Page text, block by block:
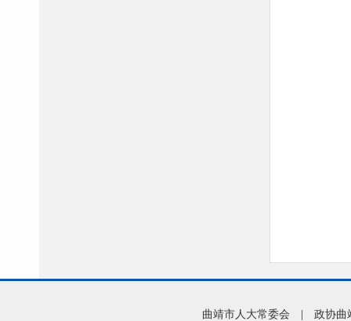
曲靖市人大常委会 政协曲